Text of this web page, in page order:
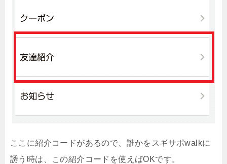
ここに紹介コードがあるので、誰かをスギサポwalkに
誘う時は、この紹介コードを使えばOKです。